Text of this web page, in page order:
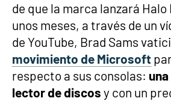
de que la marca lanzará
unos meses, a través de un
de YouTube, Brad Sams
movimiento de Microsoft
respecto a sus consolas:
lector de discos y con un